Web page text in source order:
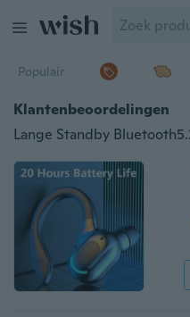
Populair
Klantenbeoordelingen